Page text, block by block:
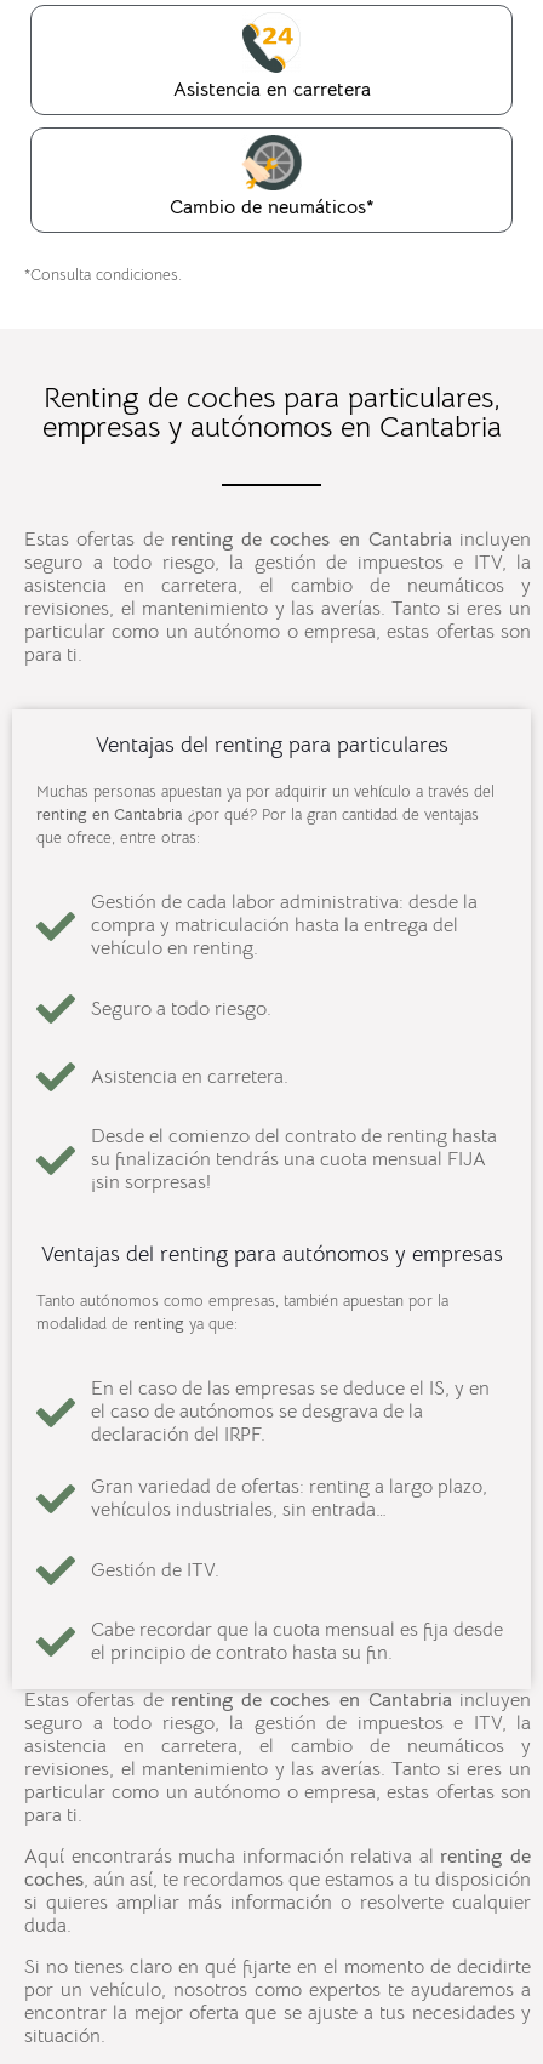
Asistencia en carretera
Cambio de neumáticos*
*Consulta condiciones.
Renting de coches para particulares,
empresas y autónomos en Cantabria
Estas ofertas de renting de coches en Cantabriaincluyen
seguro a todo riesgo, la gestión de impuestos e ITV, la
asistencia en carretera, el cambio de neumáticos y
revisiones, el mantenimiento y las averías. Tanto si eres un
particular como un autónomo o empresa, estas ofertas son
para ti.
Ventajas del renting para particulares
Muchas personas apuestan ya por adquirir un vehículo a través del
renting en Cantabria ¿por qué? Por la gran cantidad de ventajas
que ofrece, entre otras:
Gestión de cada labor administrativa: desde la
compra y matriculación hasta la entrega del
vehículo en renting.
Seguro a todo riesgo.
Asistencia en carretera.
Desde el comienzo del contrato de renting hasta
su finalización tendrás una cuota mensual FIJA
¡sin sorpresas!
Ventajas del renting para autónomos y empresas
Tanto autónomos como empresas, también apuestan por la
modalidad de renting ya que:
En el caso de las empresas se deduce el IS, y en
el caso de autónomos se desgrava de la
declaración del IRPF.
Gran variedad de ofertas: renting a largo plazo,
vehículos industriales, sin entrada…
Gestión de ITV.
Cabe recordar que la cuota mensual es fija desde
el principio de contrato hasta su fin.
Estas ofertas de renting de coches en Cantabriaincluyen
seguro a todo riesgo, la gestión de impuestos e ITV, la
asistencia en carretera, el cambio de neumáticos y
revisiones, el mantenimiento y las averías. Tanto si eres un
particular como un autónomo o empresa, estas ofertas son
para ti.
Aquí encontrarás mucha información relativa al renting de
coches, aún así, te recordamos que estamos a tu disposición
si quieres ampliar más información o resolverte cualquier
duda.
Si no tienes claro en qué fijarte en el momento de decidirte
por un vehículo, nosotros como expertos te ayudaremos a
encontrar la mejor oferta que se ajuste a tus necesidades y
situación.